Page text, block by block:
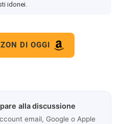
idonei.
DI OGGI
alla discussione
email, Google o Apple